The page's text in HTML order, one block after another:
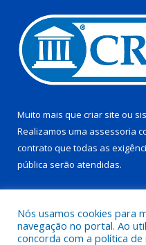
Muito mais que criar site ou
Realizamos uma assessoria
contrato que todas as
pública serão atendidas.
Nós usamos cookies para
navegação no portal. Ao
concorda com a política